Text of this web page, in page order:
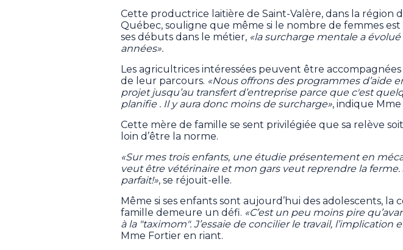
Cette productrice laitière de Saint-Valère, dans la région
Québec, souligne que même si le nombre de femmes est
ses débuts dans le métier, «la surcharge mentale a évolué
années».
Les agricultrices intéressées peuvent être accompagnées
de leur parcours. «Nous offrons des programmes d’aide
projet jusqu’au transfert d’entreprise parce que c'est
planifie . Il y aura donc moins de surcharge», indique
Cette mère de famille se sent privilégiée que sa relève
loin d’être la norme.
«Sur mes trois enfants, une étudie présentement en
veut être vétérinaire et mon gars veut reprendre la ferme.
parfait!», se réjouit-elle.
Même si ses enfants sont aujourd’hui des adolescents, la
famille demeure un défi. «C’est un peu moins pire
à la "taximom". J’essaie de concilier le travail, l’implication
Mme Fortier en riant.